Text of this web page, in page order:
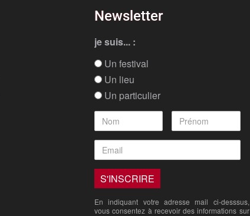
Newsletter
je suis... :
Un festival
Un lieu
Un particulier
En indiquant votre adresse mail ci-desssus,
vous consentez à recevoir des informations sur